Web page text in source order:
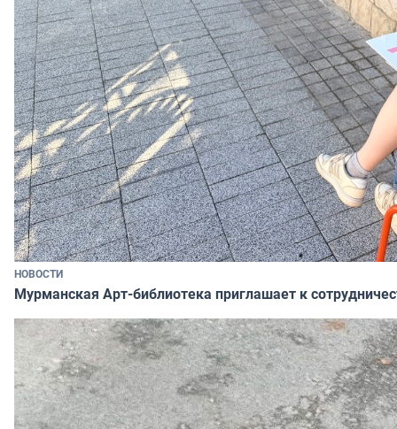
НОВОСТИ
Мурманская Арт-библиотека приглашает к